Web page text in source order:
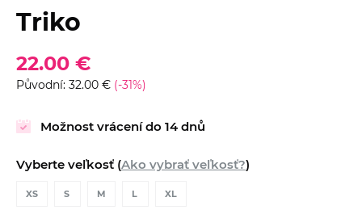
Triko
22.00 €
Původní: 32.00 € (-31%)
Možnost vrácení do 14 dnů
Vyberte veľkosť (Ako vybrať veľkosť?)
XS S M L XL